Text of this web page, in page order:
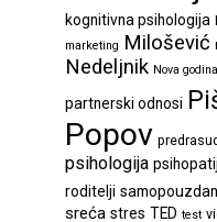
kognitivna psihologija
marketing Milošević
Nedeljnik Nova godina
partnerski odnosi
Popov
psihologija
roditelji
sreća stres TED test